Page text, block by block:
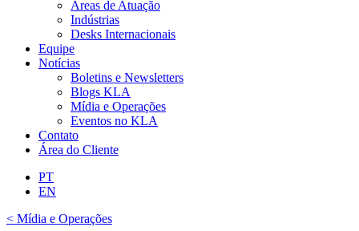
Áreas de Atuação
Indústrias
Desks Internacionais
Equipe
Notícias
Boletins e Newsletters
Blogs KLA
Mídia e Operações
Eventos no KLA
Contato
Área do Cliente
PT
EN
< Mídia e Operações